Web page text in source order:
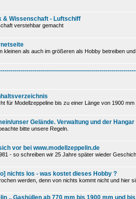
& Wissenschaft - Luftschiff
verstehbar gemacht
kleinen als auch im größeren als Hobby betreiben
für Modellzeppeline bis zu einer Länge von 1900 mm
unser Gelände. Verwaltung und der Hangar
bitte unsere Regeln.
vor bei www.modellzeppelin.de
- so schreiben wir 25 Jahre später wieder
nichts los - was kostet dieses Hobby ?
werden, denn von nichts kommt nicht und hier
.. Gashüllen ab 770 mm bis 1900 mm und